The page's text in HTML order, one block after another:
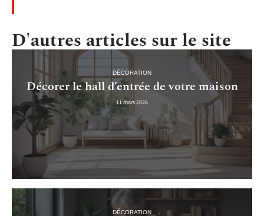
D'autres articles sur le site
DÉCORATION
Décorer le hall d’entrée de votre maison
11 mars 2026
DÉCORATION